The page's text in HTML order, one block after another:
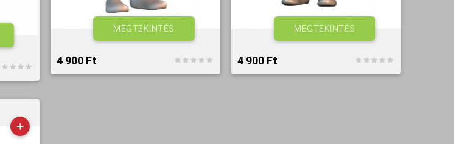
4 900 Ft‎
MEGTEKINTÉS
4 900 Ft‎
MEGTEKINTÉS